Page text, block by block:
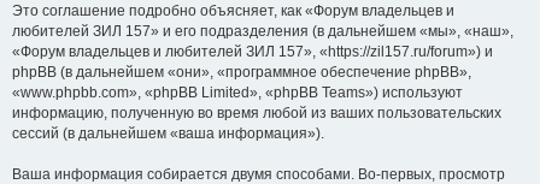
Это соглашение подробно объясняет, как «Форум владельцев и
любителей ЗИЛ 157» и его подразделения (в дальнейшем «мы», «наш»,
«Форум владельцев и любителей ЗИЛ 157», «https://zil157.ru/forum») и
phpBB (в дальнейшем «они», «программное обеспечение phpBB»,
«www.phpbb.com», «phpBB Limited», «phpBB Teams») используют
информацию, полученную во время любой из ваших пользовательских
сессий (в дальнейшем «ваша информация»).
Ваша информация собирается двумя способами. Во-первых, просмотр